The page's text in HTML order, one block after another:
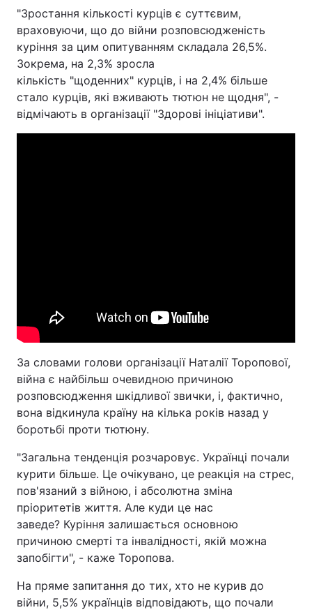
"Зростання кількості курців є суттєвим,
враховуючи, що до війни розповсюдженість
куріння за цим опитуванням складала 26,5%.
Зокрема, на 2,3% зросла
кількість "щоденних" курців, і на 2,4% більше
стало курців, які вживають тютюн не щодня", -
відмічають в організації "Здорові ініціативи".
За словами голови організації Наталії Торопової,
війна є найбільш очевидною причиною
розповсюдження шкідливої звички, і, фактично,
вона відкинула країну на кілька років назад у
боротьбі проти тютюну.
"Загальна тенденція розчаровує. Українці почали
курити більше. Це очікувано, це реакція на стрес,
пов'язаний з війною, і абсолютна зміна
пріоритетів життя. Але куди це нас
заведе? Куріння залишається основною
причиною смерті та інвалідності, якій можна
запобігти", - каже Торопова.
На пряме запитання до тих, хто не курив до
війни, 5,5% українців відповідають, що почали